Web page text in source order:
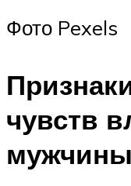
Фото Pexels
чувств
мужчины